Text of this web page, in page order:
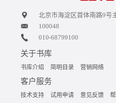
北京市海淀区首体南路9号
100048
010-68799100
关于书库
书库介绍 简明目录 营销网络
客户服务
技术支持 试用申请 意见反馈